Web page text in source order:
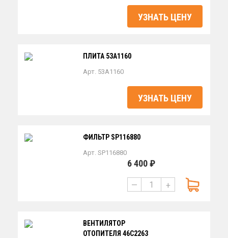
УЗНАТЬ ЦЕНУ
ПЛИТА 53A1160
Арт. 53A1160
УЗНАТЬ ЦЕНУ
ФИЛЬТР SP116880
Арт. SP116880
6 400 ₽
— +
ВЕНТИЛЯТОР
ОТОПИТЕЛЯ 46С2263